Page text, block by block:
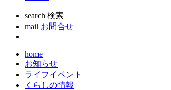
search 検索
mail お問合せ
home
お知らせ
ライフイベント
くらしの情報